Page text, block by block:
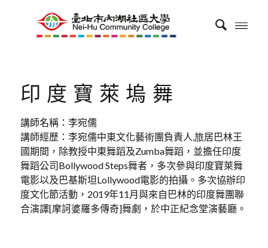
印度寶萊塢舞
講師名稱：李宛儒
講師經歷：李宛儒中東文化藝術團負責人,旅居巴林王
國期間，除教授中東舞蹈及Zumba舞蹈，並擔任印度
舞蹈公司Bollywood Steps舞者，多次參與印度寶萊舞
電影以及巴基斯坦Lollywood電影的拍攝。多次協辦印
度文化節活動，2019年11月與來自巴林的印度舞團聯
合演譯[摩訶婆羅多傳奇]舞劇，於中正紀念堂演藝廳。